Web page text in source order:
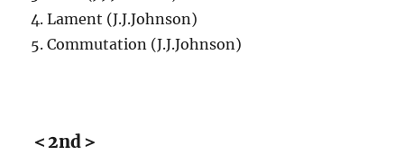
4. Lament (J.J.Johnson)
5. Commutation (J.J.Johnson)
＜2nd＞